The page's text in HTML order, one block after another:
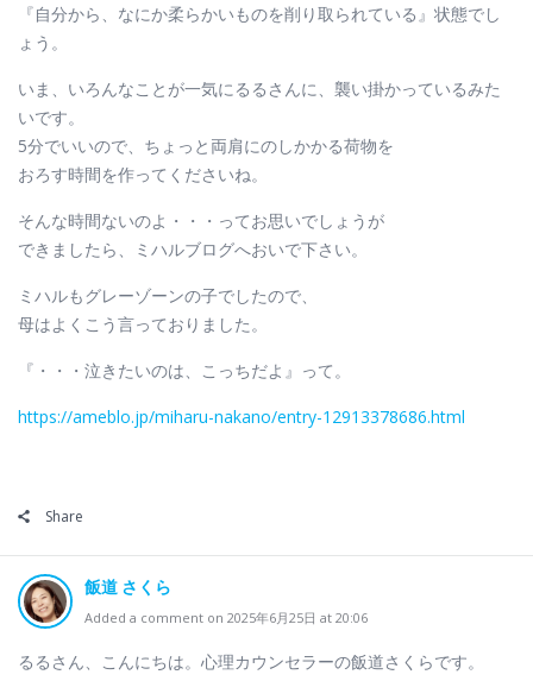
『自分から、なにか柔らかいものを削り取られている』状態でし
ょう。
いま、いろんなことが一気にるるさんに、襲い掛かっているみた
いです。
5分でいいので、ちょっと両肩にのしかかる荷物を
おろす時間を作ってくださいね。
そんな時間ないのよ・・・ってお思いでしょうが
できましたら、ミハルブログへおいで下さい。
ミハルもグレーゾーンの子でしたので、
母はよくこう言っておりました。
『・・・泣きたいのは、こっちだよ』って。
https://ameblo.jp/miharu-nakano/entry-12913378686.html
Share
飯道 さくら
Added a comment on 2025年6月25日 at 20:06
るるさん、こんにちは。心理カウンセラーの飯道さくらです。